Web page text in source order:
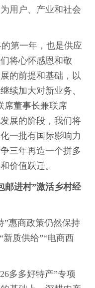
用户、产业和社会
第一年，也是供应
将心怀感恩和敬
的前提和基础，以
续加大对新业务、
席董事长兼联席
展的阶段，我们将
一批有国际影响力
三年再造一个拼多
价值跃迁。
邮进村”激活乡村经
”惠商政策仍然保持
质供给”“电商西
多多好特产”专项